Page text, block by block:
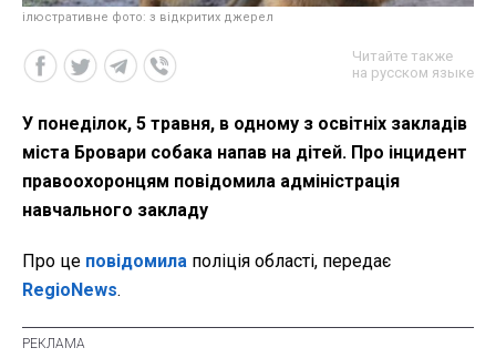
ілюстративне фото: з відкритих джерел
Читайте также
на русском языке
У понеділок, 5 травня, в одному з освітніх закладів
міста Бровари собака напав на дітей. Про інцидент
правоохоронцям повідомила адміністрація
навчального закладу
Про це повідомила поліція області, передає
RegioNews.